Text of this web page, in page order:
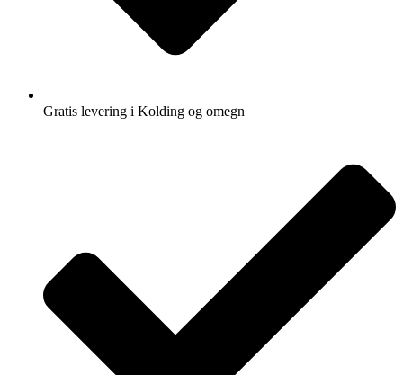
Gratis levering i Kolding og omegn